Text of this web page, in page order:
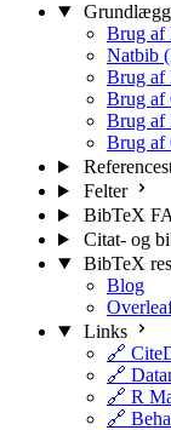
Brug af
Natbib
Brug af
Brug af
Brug af
Brug af
Felter
BibTeX
Citat- og
BibTeX
Blog
Links
🔗
🔗
🔗 R
🔗